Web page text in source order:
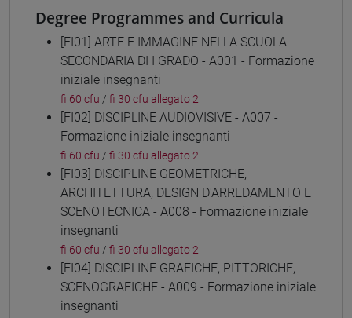
Degree Programmes and Curricula
[FI01] ARTE E IMMAGINE NELLA SCUOLA
SECONDARIA DI I GRADO - A001 - Formazione
iniziale insegnanti
fi 60 cfu / fi 30 cfu allegato 2
[FI02] DISCIPLINE AUDIOVISIVE - A007 -
Formazione iniziale insegnanti
fi 60 cfu / fi 30 cfu allegato 2
[FI03] DISCIPLINE GEOMETRICHE,
ARCHITETTURA, DESIGN D'ARREDAMENTO E
SCENOTECNICA - A008 - Formazione iniziale
insegnanti
fi 60 cfu / fi 30 cfu allegato 2
[FI04] DISCIPLINE GRAFICHE, PITTORICHE,
SCENOGRAFICHE - A009 - Formazione iniziale
insegnanti